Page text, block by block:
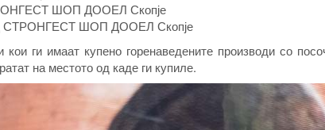
ШОП ДООЕЛ Скопје
СТРОНГЕСТ ШОП ДООЕЛ Скопје
кои ги имаат купено горенаведените производи со
на местото од каде ги купиле.